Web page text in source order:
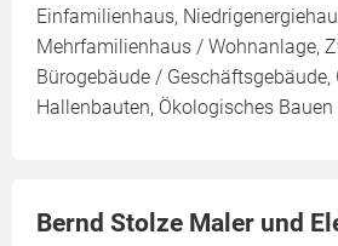
Einfamilienhaus,
Mehrfamilienhaus / Wohnanlage,
Bürogebäude / Geschäftsgebäude,
Hallenbauten, Ökologisches Bauen
Bernd Stolze Maler und